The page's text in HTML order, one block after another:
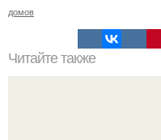
домов
Читайте также